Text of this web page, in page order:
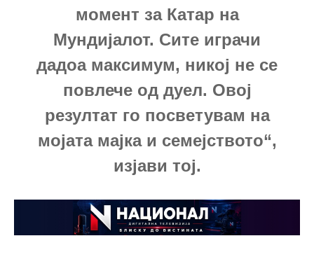
момент за Катар на
Мундијалот. Сите играчи
дадоа максимум, никој не се
повлече од дуел. Овој
резултат го посветувам на
мојата мајка и семејството“,
изјави тој.